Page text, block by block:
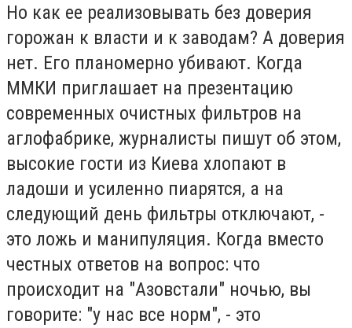
Но как ее реализовывать без доверия
горожан к власти и к заводам? А доверия
нет. Его планомерно убивают. Когда
ММКИ приглашает на презентацию
современных очистных фильтров на
аглофабрике, журналисты пишут об этом,
высокие гости из Киева хлопают в
ладоши и усиленно пиарятся, а на
следующий день фильтры отключают, -
это ложь и манипуляция. Когда вместо
честных ответов на вопрос: что
происходит на "Азовстали" ночью, вы
говорите: "у нас все норм", - это